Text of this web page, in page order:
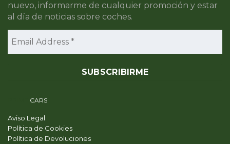
nuevo, informarme de cualquier promoción y estar
al día de noticias sobre coches.
CARS
Aviso Legal
Política de Cookies
Política de Devoluciones